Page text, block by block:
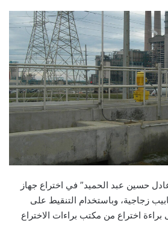
حسين عبد الحميد” في اختراع جهاز
زجاجية، وباستخدام التنقيط على
اختراع من مكتب براءات الاختراع